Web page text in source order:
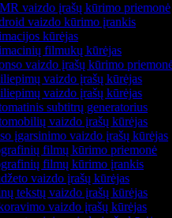
vaizdo įrašų kūrimo priemonė
vaizdo kūrimo įrankis
kūrėjas
filmukų kūrėjas
vaizdo įrašų kūrimo priemonė
vaizdo įrašų kūrėjas
vaizdo įrašų kūrėjas
subtitrų generatorius
vaizdo įrašų kūrėjas
įgarsinimo vaizdo įrašų kūrėjas
filmų kūrimo priemonė
filmų kūrimo įrankis
vaizdo įrašų kūrėjas
tekstų vaizdo įrašų kūrėjas
vaizdo įrašų kūrėjas